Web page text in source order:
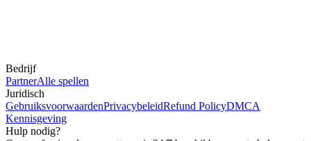
Bedrijf
PartnerAlle spellen
Juridisch
GebruiksvoorwaardenPrivacybeleidRefund PolicyDMCA
Kennisgeving
Hulp nodig?